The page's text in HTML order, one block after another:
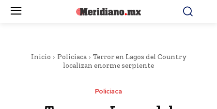
Inicio Policiaca
Terror en Lagos del Country
localizan enorme serpiente
Policiaca